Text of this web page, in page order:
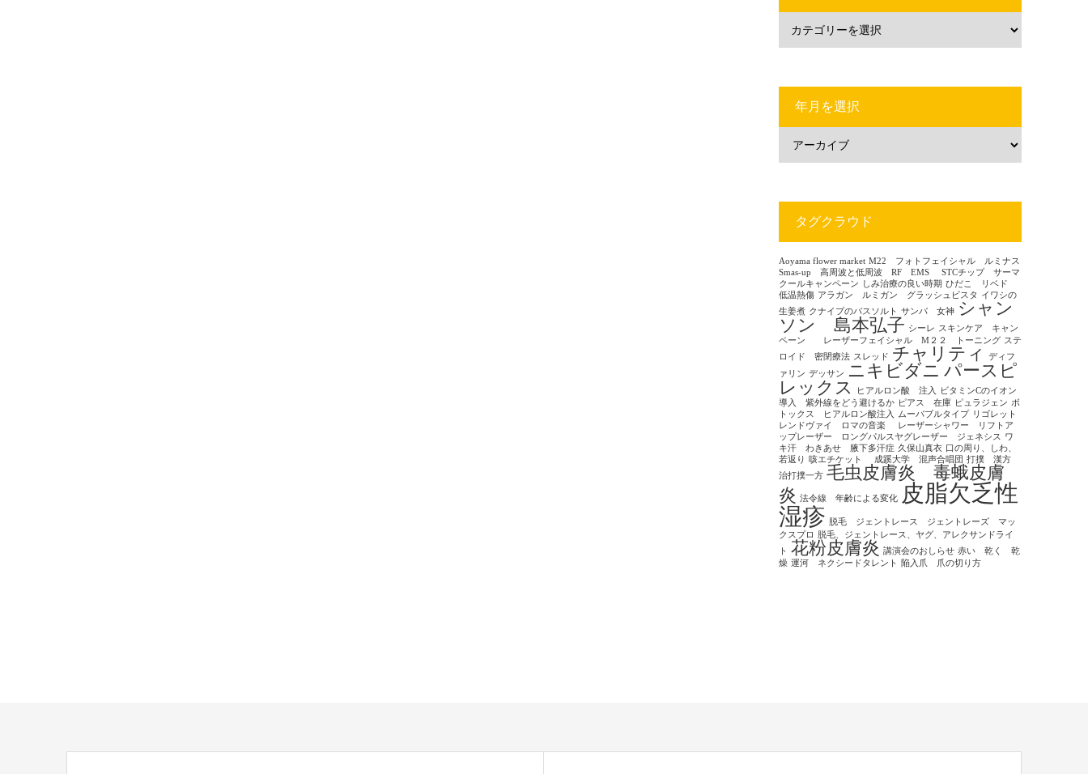
年月を選択
タグクラウド
Aoyama flower market M22 フォトフェイシャル ルミナス
Smas-up 高周波と低周波 RF EMS
STCチップ サーマ
クールキャンペーン
しみ治療の良い時期 ひだこ リベド
低温熱傷 アラガン ルミガン グラッシュビスタ
イワシの
生姜煮 クナイプのバスソルト サンバ 女神 シャン
ソン 島本弘子 シーレ スキンケア キャン
ペーン レーザーフェイシャル M２２ トーニング ステ
ロイド 密閉療法 スレッド チャリティ
ディフ
ァリン デッサン ニキビダニ パースピ
レックス
ヒアルロン酸 注入
ビタミンCのイオン
導入 紫外線をどう避けるか ピアス 在庫 ピュラジェン ボ
トックス ヒアルロン酸注入 ムーバブルタイプ リゴレット
レンドヴァイ ロマの音楽
レーザーシャワー リフトア
ップレーザー ロングパルスヤグレーザー ジェネシス ワ
キ汗 わきあせ 腋下多汗症 久保山真衣 口の周り、しわ、
若返り 咳エチケット 成蹊大学 混声合唱団 打撲 漢方
治打撲一方 毛虫皮膚炎 毒蛾皮膚
炎 法令線 年齢による変化
皮脂欠乏性
湿疹
脱毛 ジェントレース ジェントレーズ マッ
クスプロ
脱毛、ジェントレース、ヤグ、アレクサンドライ
ト 花粉皮膚炎 講演会のおしらせ 赤い 乾く 乾
燥 運河 ネクシードタレント 陥入爪 爪の切り方